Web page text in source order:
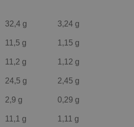
32,4 g 3,24 g
11,5 g 1,15 g
11,2 g 1,12 g
24,5 g 2,45 g
2,9 g 0,29 g
11,1 g 1,11 g